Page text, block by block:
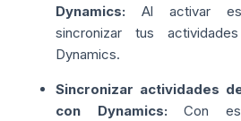
Dynamics: Al activar
sincronizar tus
Dynamics.
Sincronizar actividades
con Dynamics: Con